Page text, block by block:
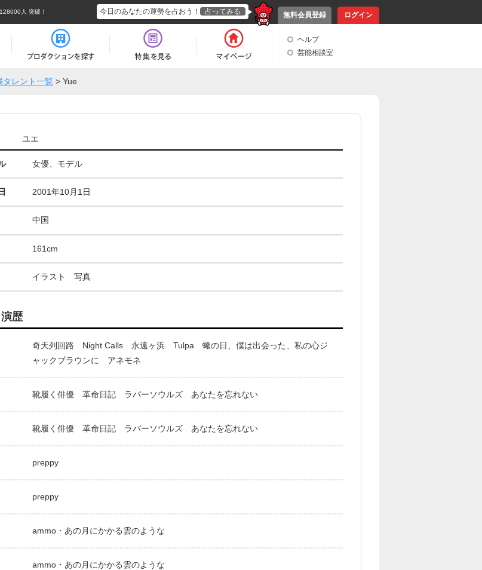
人 突破！ 無料会員登録 ログイン
今日のあなたの運勢を占おう！ 占ってみる
ヘルプ
芸能相談室
タレント一覧 > Yue
ユエ
女優、モデル
2001年10月1日
中国
161cm
イラスト 写真
歴
奇天列回路 Night Calls 永遠ヶ浜 Tulpa 蠍の日、僕は出会った、私の心ジ
ャックブラウンに アネモネ
靴履く俳優 革命日記 ラバーソウルズ あなたを忘れない
靴履く俳優 革命日記 ラバーソウルズ あなたを忘れない
preppy
preppy
ammo・あの月にかかる雲のような
ammo・あの月にかかる雲のような